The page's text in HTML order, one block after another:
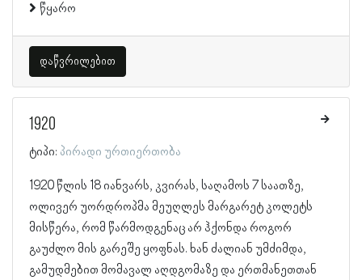
წყარო
დაწვრილებით
1920
ტიპი: პირადი ურთიერთობა
1920 წლის 18 იანვარს, კვირას, საღამოს 7 საათზე,
ოლივერ უორდროპმა მეუღლეს მარგარეტ კოლეტს
მისწერა, რომ წარმოდგენაც არ ჰქონდა როგორ
გაუძლო მის გარეშე ყოფნას. ხან ძალიან უმძიმდა,
გამუდმებით მომავალ აღდგომაზე და ერთმანეთთან